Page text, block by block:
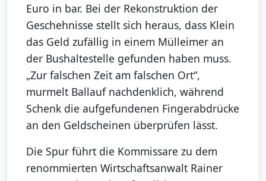
Euro in bar. Bei der Rekonstruktion der
Geschehnisse stellt sich heraus, dass Klein
das Geld zufällig in einem Mülleimer an
der Bushaltestelle gefunden haben muss.
„Zur falschen Zeit am falschen Ort“,
murmelt Ballauf nachdenklich, während
Schenk die aufgefundenen Fingerabdrücke
an den Geldscheinen überprüfen lässt.
Die Spur führt die Kommissare zu dem
renommierten Wirtschaftsanwalt Rainer